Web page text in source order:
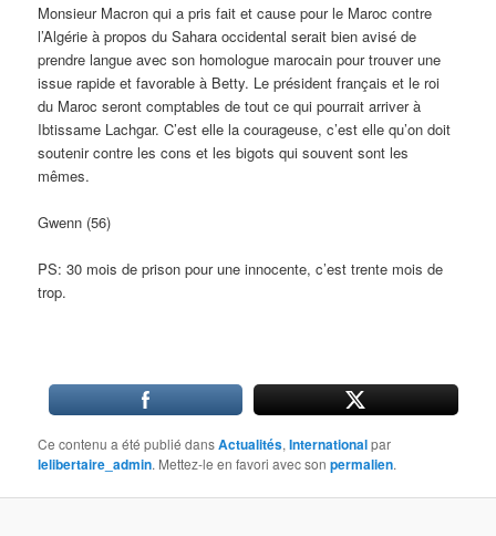
Monsieur Macron qui a pris fait et cause pour le Maroc contre
l’Algérie à propos du Sahara occidental serait bien avisé de
prendre langue avec son homologue marocain pour trouver une
issue rapide et favorable à Betty. Le président français et le roi
du Maroc seront comptables de tout ce qui pourrait arriver à
Ibtissame Lachgar. C’est elle la courageuse, c’est elle qu’on doit
soutenir contre les cons et les bigots qui souvent sont les
mêmes.
Gwenn (56)
PS: 30 mois de prison pour une innocente, c’est trente mois de
trop.
Ce contenu a été publié dansActualités,Internationalpar
lelibertaire_admin. Mettez-le en favori avec sonpermalien.